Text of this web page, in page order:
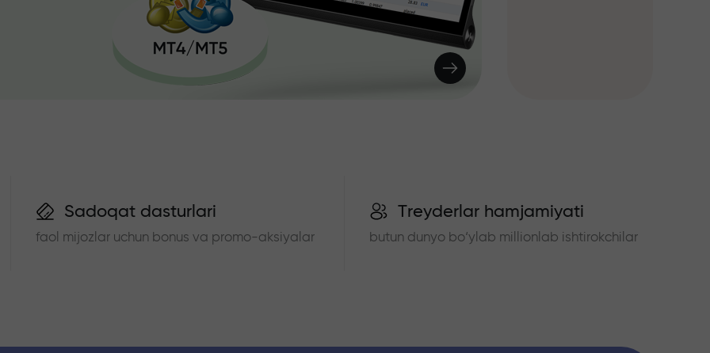
Sadoqat dasturlari
faol mijozlar uchun bonus va promo-aksiyalar
Treyderlar hamjamiyati
butun dunyo bo‘ylab millionlab ishtirokchilar